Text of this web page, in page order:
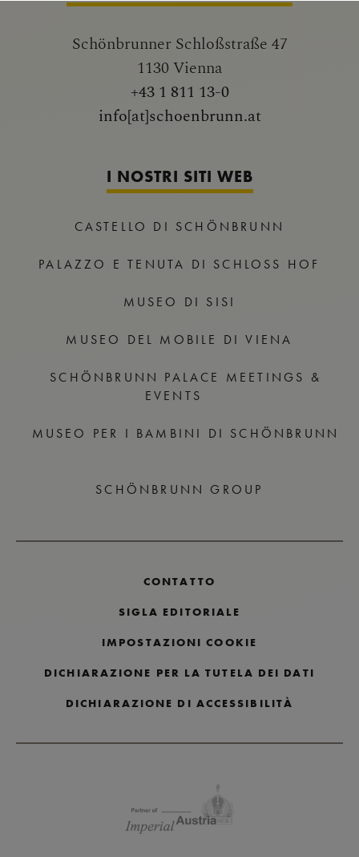
Schönbrunner Schloßstraße 47
1130 Vienna
+43 1 811 13-0
info[at]schoenbrunn.at
I NOSTRI SITI WEB
CASTELLO DI SCHÖNBRUNN
PALAZZO E TENUTA DI SCHLOSS HOF
MUSEO DI SISI
MUSEO DEL MOBILE DI VIENA
SCHÖNBRUNN PALACE MEETINGS &
EVENTS
MUSEO PER I BAMBINI DI SCHÖNBRUNN
SCHÖNBRUNN GROUP
CONTATTO
SIGLA EDITORIALE
IMPOSTAZIONI COOKIE
DICHIARAZIONE PER LA TUTELA DEI DATI
DICHIARAZIONE DI ACCESSIBILITÀ